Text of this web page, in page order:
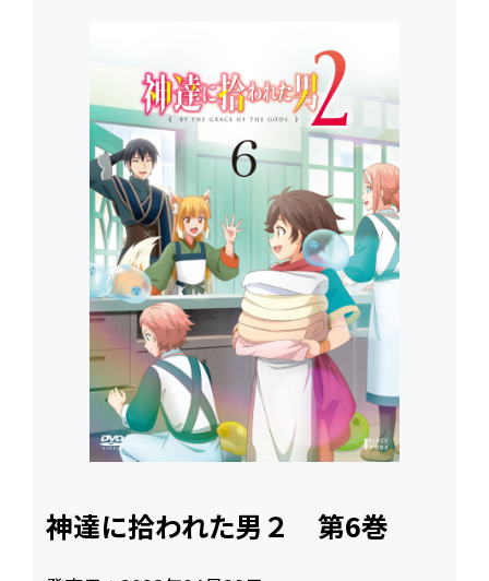
神達に拾われた男２ 第6巻